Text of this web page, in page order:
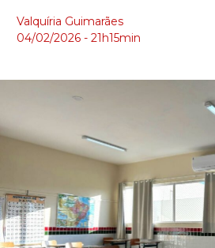
Valquíria Guimarães
04/02/2026 - 21h15min